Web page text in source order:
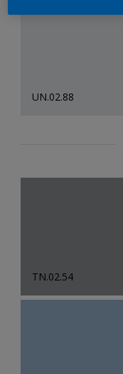
UN.02.88
TN.02.54